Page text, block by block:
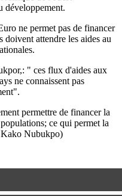
développement.
ne permet pas de financer
doivent attendre les aides au
" ces flux d'aides aux
ne connaissent pas
permettre de financer la
ce qui permet la
Kako Nubukpo)